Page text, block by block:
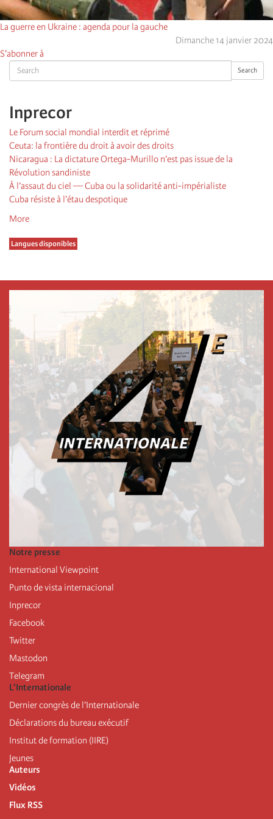
Search Search
Inprecor
Le Forum social mondial interdit et réprimé
Ceuta: la frontière du droit à avoir des droits
Nicaragua : La dictature Ortega-Murillo n’est pas issue de la
Révolution sandiniste
À l’assaut du ciel — Cuba ou la solidarité anti-impérialiste
Cuba résiste à l’étau despotique
More
Langues disponibles
La guerre en Ukraine : agenda pour la gauche
Dimanche 14 janvier 2024
S'abonner à
Notre presse
International Viewpoint
Punto de vista internacional
Inprecor
Facebook
Twitter
Mastodon
Telegram
L’Internationale
Dernier congrès de l’Internationale
Déclarations du bureau exécutif
Institut de formation (IIRE)
Jeunes
Auteurs
Vidéos
Flux RSS